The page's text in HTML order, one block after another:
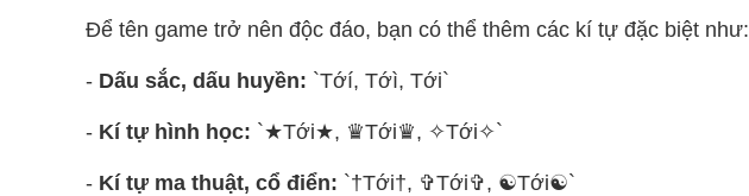
Để tên game trở nên độc đáo, bạn có thể thêm các kí tự đặc biệt như:
- Dấu sắc, dấu huyền: `Tớí, Tớì, Tới`
- Kí tự hình học: `★Tới★, ♛Tới♛, ✧Tới✧`
- Kí tự ma thuật, cổ điển: `†Tới†, ✞Tới✞, ☯Tới☯`